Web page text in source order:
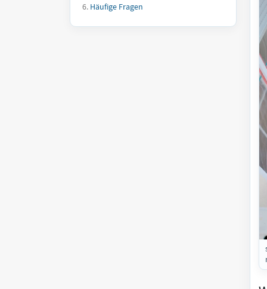
Häufige Fragen